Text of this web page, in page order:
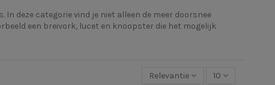
deze categorie vind je niet alleen de meer doorsnee
een breivork, lucet en knoopster die het mogelijk
Relevantie 10